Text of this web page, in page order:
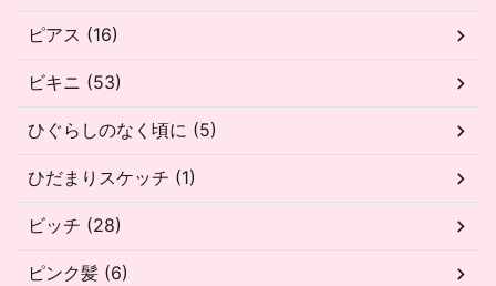
ピアス (16)
ビキニ (53)
ひぐらしのなく頃に (5)
ひだまりスケッチ (1)
ビッチ (28)
ピンク髪 (6)